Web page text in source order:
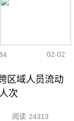
02-02
区域人员流动
次
阅读 24313